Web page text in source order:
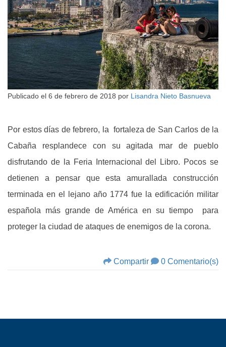
Publicado el 6 de febrero de 2018 por Lisandra Nieto Basnueva
Por estos días de febrero, la fortaleza de San Carlos de la
Cabaña resplandece con su agitada mar de pueblo
disfrutando de la Feria Internacional del Libro. Pocos se
detienen a pensar que esta amurallada construcción
terminada en el lejano año 1774 fue la edificación militar
española más grande de América en su tiempo para
proteger la ciudad de ataques de enemigos de la corona.
Compartir 0 Comentario(s)